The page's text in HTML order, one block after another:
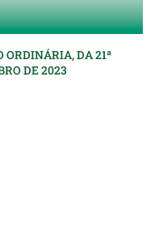
ORDINÁRIA, DA 21ª
DE 2023